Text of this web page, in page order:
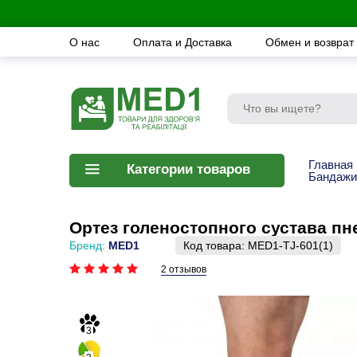
О нас Оплата и Доставка Обмен и возврат
Категории товаров
Главная
Ортез голеностопного сустава
Бренд: MED1 Код товара: MED1-TJ-601(1)
2 отзывов
3